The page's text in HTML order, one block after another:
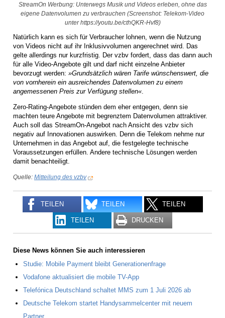
StreamOn Werbung: Unterwegs Musik und Videos erleben, ohne das
eigene Datenvolumen zu verbrauchen (Screenshot: Telekom-Video
unter https://youtu.be/cthQKR-Hvf8)
Natürlich kann es sich für Verbraucher lohnen, wenn die Nutzung
von Videos nicht auf ihr Inklusivvolumen angerechnet wird. Das
gelte allerdings nur kurzfristig. Der vzbv fordert, dass das dann auch
für alle Video-Angebote gilt und darf nicht einzelne Anbieter
bevorzugt werden: »Grundsätzlich wären Tarife wünschenswert, die
von vornherein ein ausreichendes Datenvolumen zu einem
angemessenen Preis zur Verfügung stellen«.
Zero-Rating-Angebote stünden dem eher entgegen, denn sie
machten teure Angebote mit begrenztem Datenvolumen attraktiver.
Auch soll das StreamOn-Angebot nach Ansicht des vzbv sich
negativ auf Innovationen auswirken. Denn die Telekom nehme nur
Unternehmen in das Angebot auf, die festgelegte technische
Voraussetzungen erfüllen. Andere technische Lösungen werden
damit benachteiligt.
Quelle: Mitteilung des vzbv
TEILEN TEILEN TEILEN
TEILEN DRUCKEN
Diese News können Sie auch interessieren
Studie: Mobile Payment bleibt Generationenfrage
Vodafone aktualisiert die mobile TV-App
Telefónica Deutschland schaltet MMS zum 1 Juli 2026 ab
Deutsche Telekom startet Handysammelcenter mit neuem
Partner